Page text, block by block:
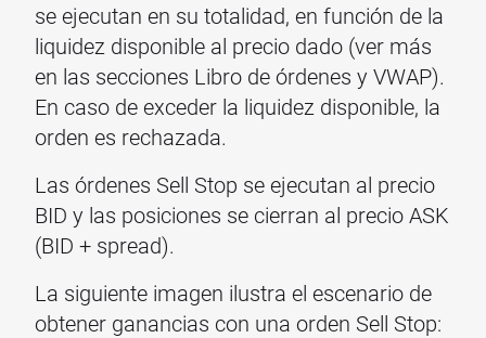
se ejecutan en su totalidad, en función de la
liquidez disponible al precio dado (ver más
en las secciones Libro de órdenes y VWAP).
En caso de exceder la liquidez disponible, la
orden es rechazada.
Las órdenes Sell Stop se ejecutan al precio
BID y las posiciones se cierran al precio ASK
(BID + spread).
La siguiente imagen ilustra el escenario de
obtener ganancias con una orden Sell Stop: